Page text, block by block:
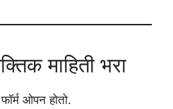
माहिती भरा
ओपन होतो.